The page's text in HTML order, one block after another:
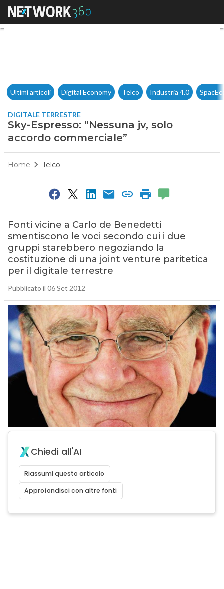
Sky-Espresso: “Nessuna jv,
Ultimi articoli Digital Economy Telco Industria 4.0
DIGITALE TERRESTRE
Sky-Espresso: “Nessuna jv, solo
accordo commerciale”
Home Telco
Fonti vicine a Carlo de Benedetti
smentiscono le voci secondo cui i due
gruppi starebbero negoziando la
costituzione di una joint venture paritetica
per il digitale terrestre
Pubblicato il 06 Set 2012
Chiedi all'AI
Riassumi questo articolo
Approfondisci con altre fonti